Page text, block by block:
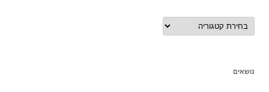
נושאים
נושאים